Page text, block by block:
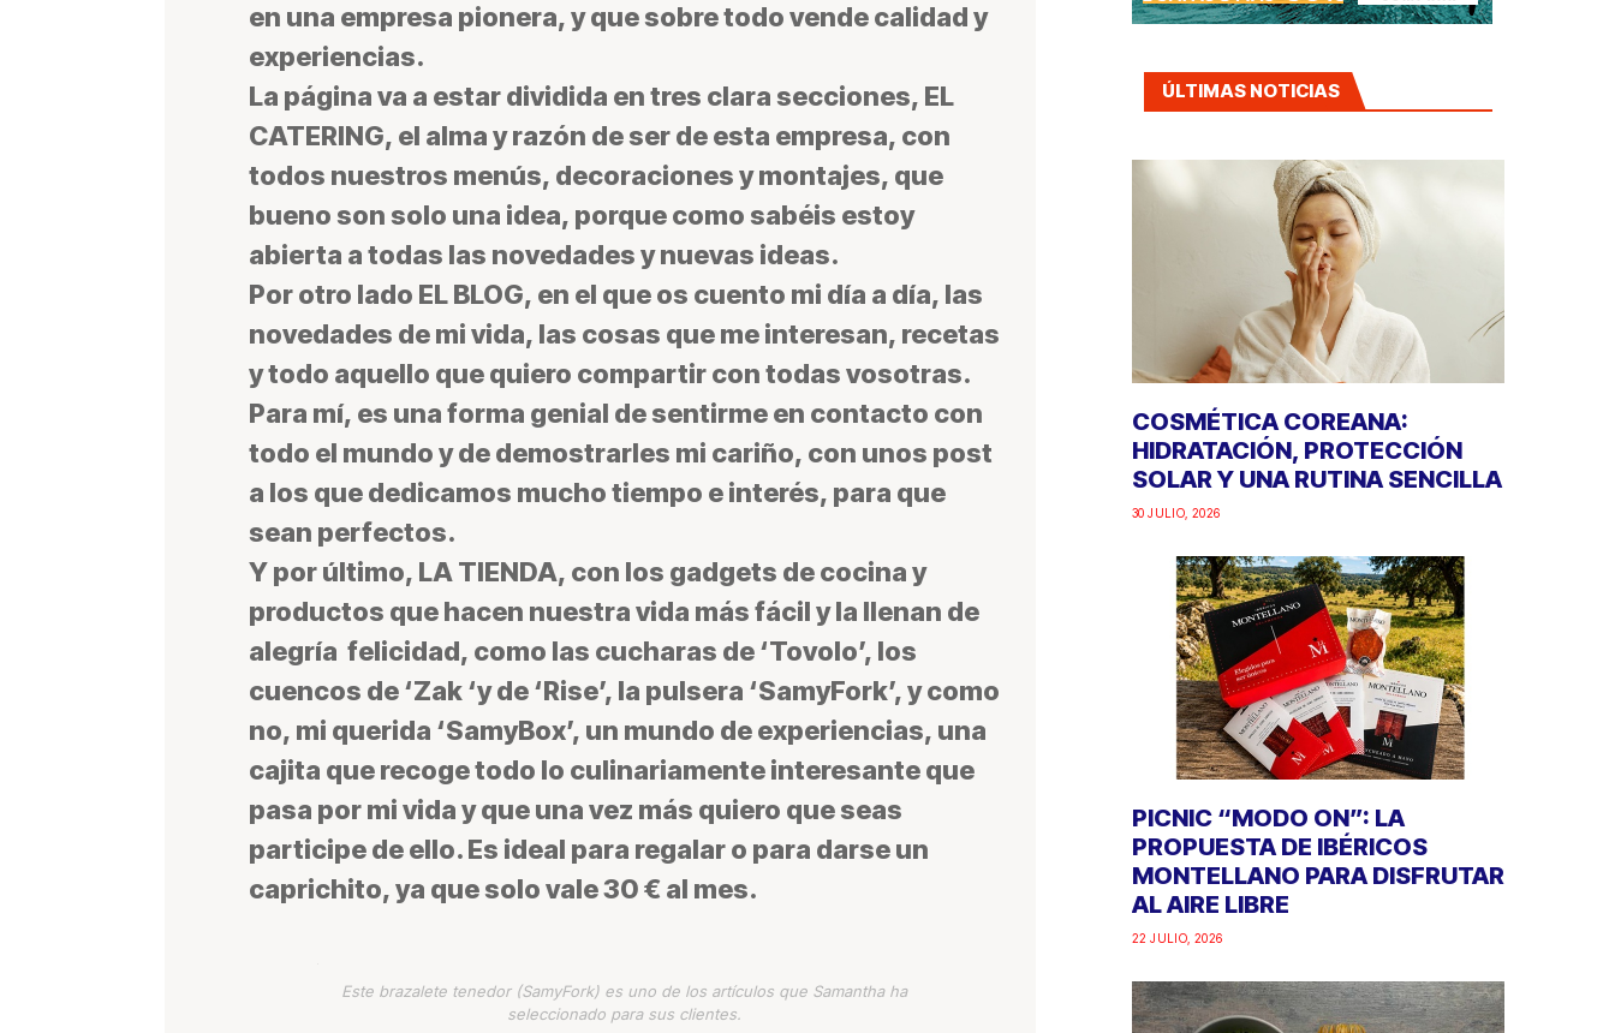
en una empresa pionera, y que sobre todo vende calidad y
experiencias.
La página va a estar dividida en tres clara secciones, EL
CATERING, el alma y razón de ser de esta empresa, con
todos nuestros menús, decoraciones y montajes, que
bueno son solo una idea, porque como sabéis estoy
abierta a todas las novedades y nuevas ideas.
Por otro lado EL BLOG, en el que os cuento mi día a día, las
novedades de mi vida, las cosas que me interesan, recetas
y todo aquello que quiero compartir con todas vosotras.
Para mí, es una forma genial de sentirme en contacto con
todo el mundo y de demostrarles mi cariño, con unos post
a los que dedicamos mucho tiempo e interés, para que
sean perfectos.
Y por último, LA TIENDA, con los gadgets de cocina y
productos que hacen nuestra vida más fácil y la llenan de
alegría felicidad, como las cucharas de ‘Tovolo’, los
cuencos de ‘Zak ‘y de ‘Rise’, la pulsera ‘SamyFork’, y como
no, mi querida ‘SamyBox’, un mundo de experiencias, una
cajita que recoge todo lo culinariamente interesante que
pasa por mi vida y que una vez más quiero que seas
participe de ello. Es ideal para regalar o para darse un
caprichito, ya que solo vale 30 € al mes.
Este brazalete tenedor (SamyFork) es uno de los artículos que Samantha ha
seleccionado para sus clientes.
ÚLTIMAS NOTICIAS
COSMÉTICA COREANA:
HIDRATACIÓN, PROTECCIÓN
SOLAR Y UNA RUTINA SENCILLA
30 JULIO, 2026
PICNIC “MODO ON”: LA
PROPUESTA DE IBÉRICOS
MONTELLANO PARA DISFRUTAR
AL AIRE LIBRE
22 JULIO, 2026